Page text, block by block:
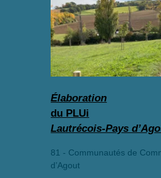
Élaboration
du PLUi
Lautrécois-Pays
81 - Communautés de
d’Agout